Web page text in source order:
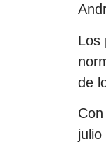
Los
de